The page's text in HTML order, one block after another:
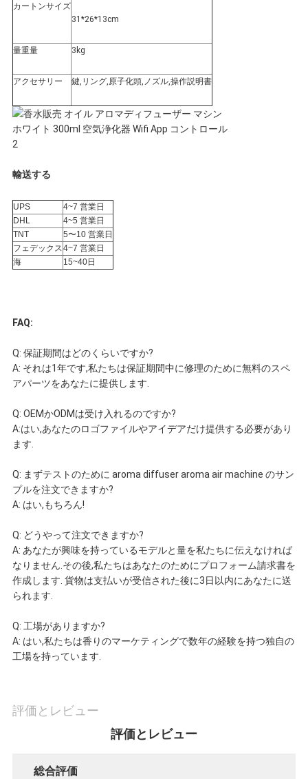
カートンサイズ
31*26*13cm
量重量 3kg
アクセサリー 鍵,リング,原子化頭,ノズル,操作説明書
輸送する
UPS
4~7 営業日
DHL
4~5 営業日
TNT
5〜10 営業日
フェデックス4~7 営業日
海
15~40日
FAQ:
Q: 保証期間はどのくらいですか?
A: それは1年です,私たちは保証期間中に修理のために無料のスペ
アパーツをあなたに提供します.
Q: OEMかODMは受け入れるのですか?
A:はい,あなたのロゴファイルやアイデアだけ提供する必要があり
ます.
Q: まずテストのために aroma diffuser aroma air machine のサン
プルを注文できますか?
A: はい,もちろん!
Q: どうやって注文できますか?
A: あなたが興味を持っているモデルと量を私たちに伝えなければ
なりません.その後,私たちはあなたのためにプロフォーム請求書を
作成します. 貨物は支払いが受信された後に3日以内にあなたに送
られます.
Q: 工場がありますか?
A: はい,私たちは香りのマーケティングで数年の経験を持つ独自の
工場を持っています.
評価とレビュー
評価とレビュー
総合評価